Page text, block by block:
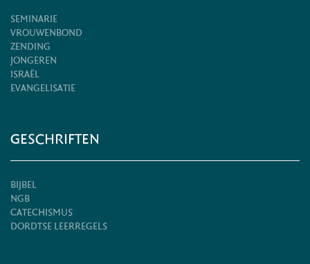
SEMINARIE
VROUWENBOND
ZENDING
JONGEREN
ISRAËL
EVANGELISATIE
GESCHRIFTEN
BIJBEL
NGB
CATECHISMUS
DORDTSE LEERREGELS